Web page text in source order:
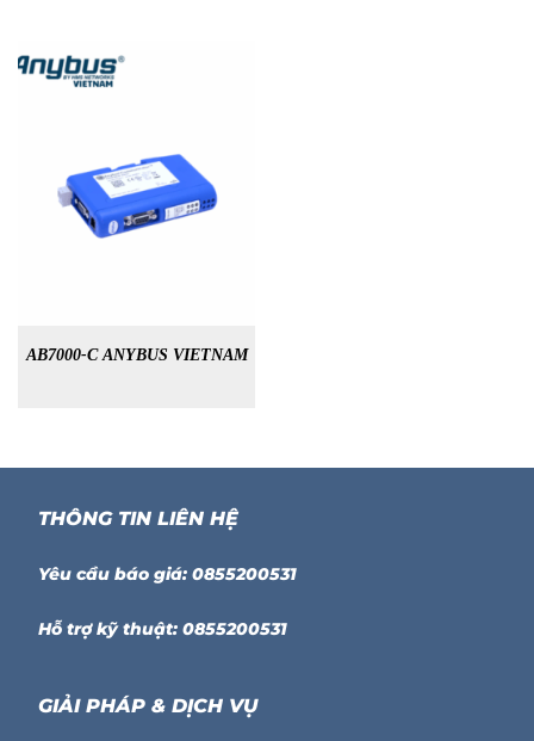
AB7000-C ANYBUS VIETNAM
THÔNG TIN LIÊN HỆ
Yêu cầu báo giá: 0855200531
Hỗ trợ kỹ thuật: 0855200531
GIẢI PHÁP & DỊCH VỤ